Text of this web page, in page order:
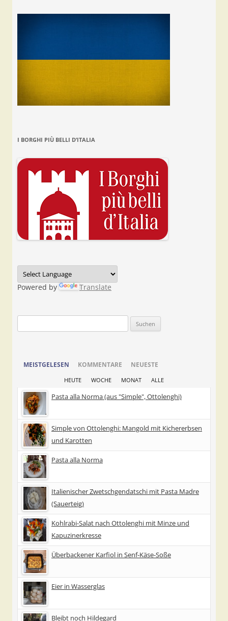
I BORGHI PIÙ BELLI D’ITALIA
Powered by Translate
nach:
MEISTGELESEN KOMMENTARE NEUESTE
HEUTE WOCHE MONAT ALLE
Pasta alla Norma (aus "Simple", Ottolenghi)
Simple von Ottolenghi: Mangold mit Kichererbsen
und Karotten
Pasta alla Norma
Italienischer Zwetschgendatschi mit Pasta Madre
(Sauerteig)
Kohlrabi-Salat nach Ottolenghi mit Minze und
Kapuzinerkresse
Überbackener Karfiol in Senf-Käse-Soße
Eier in Wasserglas
Bleibt noch Hildegard